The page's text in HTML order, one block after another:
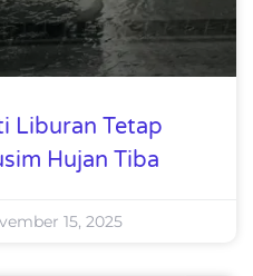
Liburan Tetap
Hujan Tiba
15, 2025